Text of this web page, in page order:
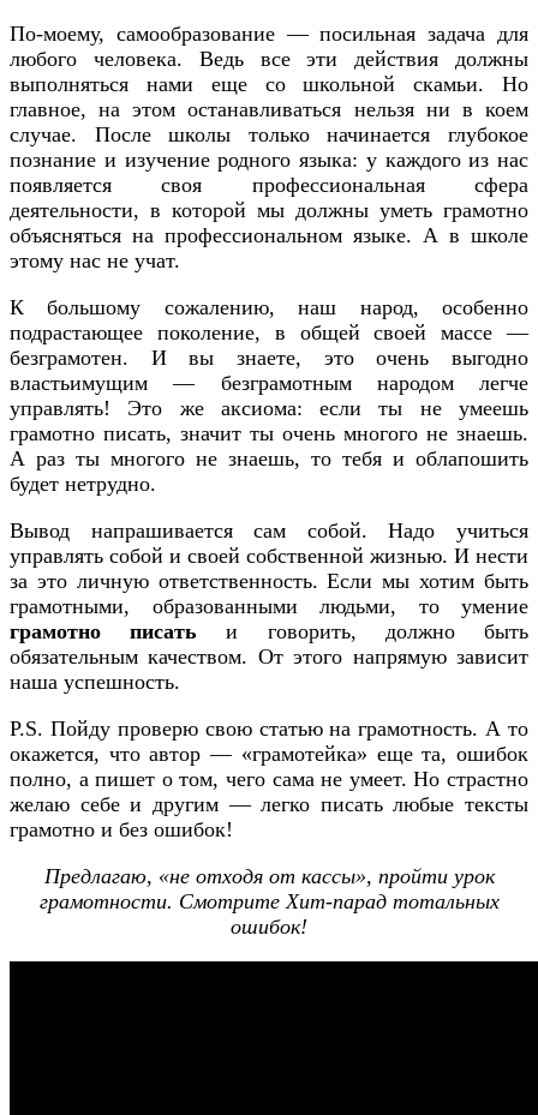
По-моему, самообразование — посильная задача для
любого человека. Ведь все эти действия должны
выполняться нами еще со школьной скамьи. Но
главное, на этом останавливаться нельзя ни в коем
случае. После школы только начинается глубокое
познание и изучение родного языка: у каждого из нас
появляется своя профессиональная сфера
деятельности, в которой мы должны уметь грамотно
объясняться на профессиональном языке. А в школе
этому нас не учат.
К большому сожалению, наш народ, особенно
подрастающее поколение, в общей своей массе —
безграмотен. И вы знаете, это очень выгодно
властьимущим — безграмотным народом легче
управлять! Это же аксиома: если ты не умеешь
грамотно писать, значит ты очень многого не знаешь.
А раз ты многого не знаешь, то тебя и облапошить
будет нетрудно.
Вывод напрашивается сам собой. Надо учиться
управлять собой и своей собственной жизнью. И нести
за это личную ответственность. Если мы хотим быть
грамотными, образованными людьми, то умение
грамотно писать и говорить, должно быть
обязательным качеством. От этого напрямую зависит
наша успешность.
P.S. Пойду проверю свою статью на грамотность. А то
окажется, что автор — «грамотейка» еще та, ошибок
полно, а пишет о том, чего сама не умеет. Но страстно
желаю себе и другим — легко писать любые тексты
грамотно и без ошибок!
Предлагаю, «не отходя от кассы», пройти урок
грамотности. Смотрите Хит-парад тотальных
ошибок!